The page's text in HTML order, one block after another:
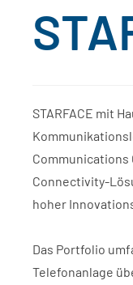
STARFACE mit
Connectivity-
hoher
Das Portfolio
Telefonanlage